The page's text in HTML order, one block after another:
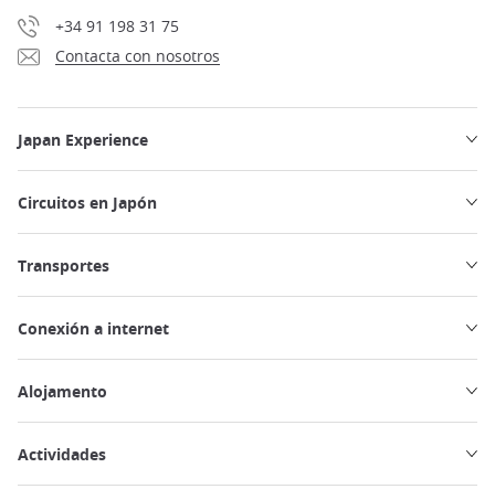
+34 91 198 31 75
Contacta con nosotros
Japan Experience
Circuitos en Japón
Transportes
Conexión a internet
Alojamento
Actividades